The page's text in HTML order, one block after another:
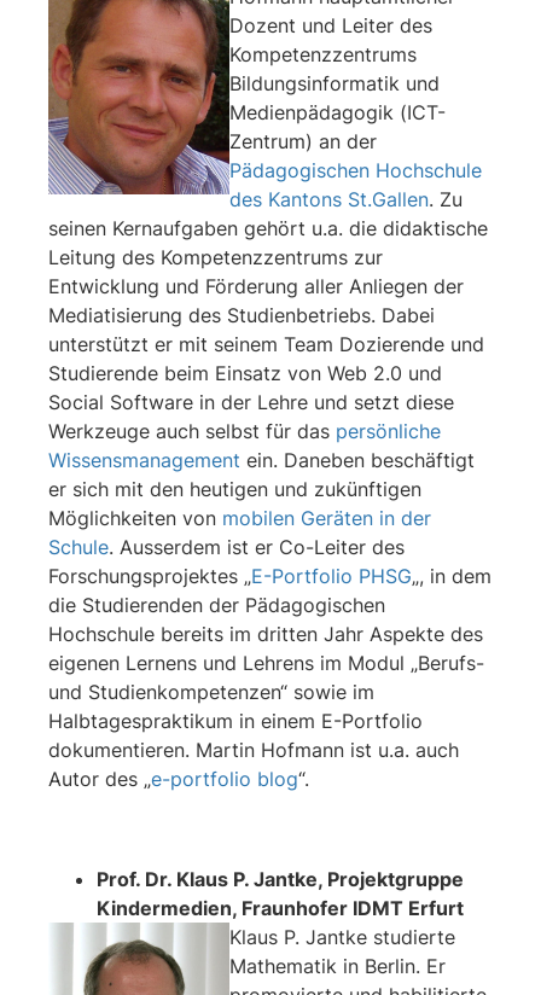
Dozent und Leiter des
Kompetenzzentrums
Bildungsinformatik und
Medienpädagogik (ICT-
Zentrum) an der
Pädagogischen Hochschule
des Kantons St.Gallen. Zu
seinen Kernaufgaben gehört u.a. die didaktische
Leitung des Kompetenzzentrums zur
Entwicklung und Förderung aller Anliegen der
Mediatisierung des Studienbetriebs. Dabei
unterstützt er mit seinem Team Dozierende und
Studierende beim Einsatz von Web 2.0 und
Social Software in der Lehre und setzt diese
Werkzeuge auch selbst für das persönliche
Wissensmanagement ein. Daneben beschäftigt
er sich mit den heutigen und zukünftigen
Möglichkeiten von mobilen Geräten in der
Schule. Ausserdem ist er Co-Leiter des
Forschungsprojektes „E-Portfolio PHSG„, in dem
die Studierenden der Pädagogischen
Hochschule bereits im dritten Jahr Aspekte des
eigenen Lernens und Lehrens im Modul „Berufs-
und Studienkompetenzen“ sowie im
Halbtagespraktikum in einem E-Portfolio
dokumentieren. Martin Hofmann ist u.a. auch
Autor des „e-portfolio blog“.
Prof. Dr. Klaus P. Jantke, Projektgruppe
Kindermedien, Fraunhofer IDMT Erfurt
Klaus P. Jantke studierte
Mathematik in Berlin. Er